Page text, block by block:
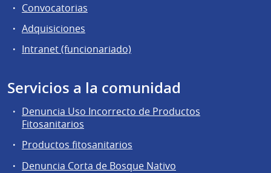
Convocatorias
Adquisiciones
Intranet (funcionariado)
Servicios a la comunidad
Denuncia Uso Incorrecto de Productos
Fitosanitarios
Productos fitosanitarios
Denuncia Corta de Bosque Nativo